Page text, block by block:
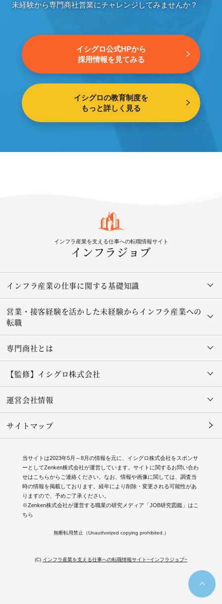
未経験から専門商社営業にチャレンジしてみませんか？
イシグロ公式HPから
採用情報を見てみる
イシグロの教育制度を
もっと詳しく見る
インフラ産業を支える仕事への転職情報サイト
インフラジョブ
インフラ産業の仕事に関する基礎知識
営業・接客経験を活かした未経験からインフラ産業への
転職
専門商社とは
【監修】イシグロ株式会社
運営会社情報
サイトマップ
当サイトは2023年5月～8月の情報を元に、イシグロ株式会社をスポンサ
ーとしてZenken株式会社が運営しています。サイトに関するお問い合わ
せは こちらからご連絡ください。なお、情報や画像に関しては、調査当
時の情報を掲載しております。経年により削除・変更される可能性があ
りますので、予めご了承ください。
※Zenken株式会社が運営する職業の研究メディア「JOB研究図鑑」はこ
ちら
無断転用禁止（Unauthorized copying prohibited.）
(C) インフラ産業を支える仕事への転職情報サイト~インフラジョブ~